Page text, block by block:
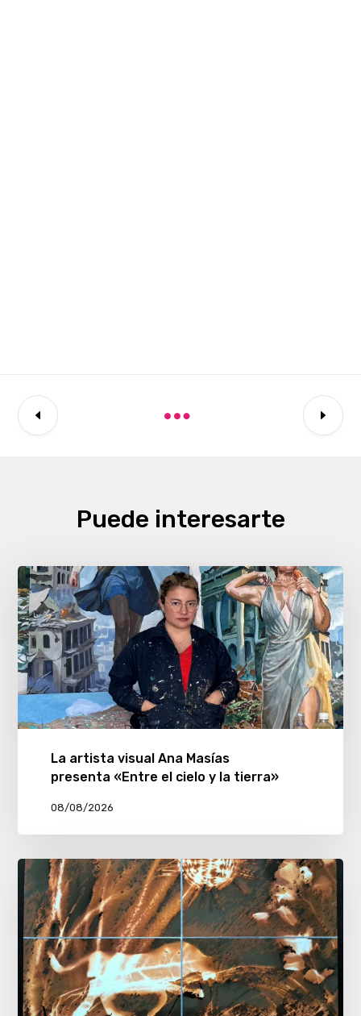
Puede interesarte
La artista visual Ana Masías
presenta «Entre el cielo y la tierra»
08/08/2026